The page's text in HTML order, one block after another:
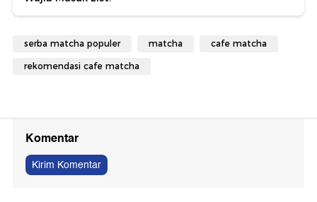
serba matcha populer matcha cafe matcha
rekomendasi cafe matcha
Komentar
Kirim Komentar